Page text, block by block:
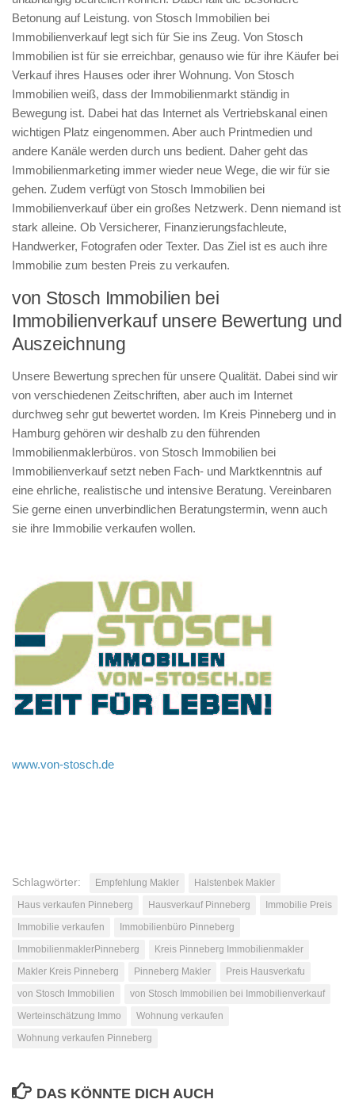
Betonung auf Leistung. von Stosch Immobilien bei
Immobilienverkauf legt sich für Sie ins Zeug. Von Stosch
Immobilien ist für sie erreichbar, genauso wie für ihre Käufer bei
Verkauf ihres Hauses oder ihrer Wohnung. Von Stosch
Immobilien weiß, dass der Immobilienmarkt ständig in
Bewegung ist. Dabei hat das Internet als Vertriebskanal einen
wichtigen Platz eingenommen. Aber auch Printmedien und
andere Kanäle werden durch uns bedient. Daher geht das
Immobilienmarketing immer wieder neue Wege, die wir für sie
gehen. Zudem verfügt von Stosch Immobilien bei
Immobilienverkauf über ein großes Netzwerk. Denn niemand ist
stark alleine. Ob Versicherer, Finanzierungsfachleute,
Handwerker, Fotografen oder Texter. Das Ziel ist es auch ihre
Immobilie zum besten Preis zu verkaufen.
von Stosch Immobilien bei
Immobilienverkauf unsere Bewertung und
Auszeichnung
Unsere Bewertung sprechen für unsere Qualität. Dabei sind wir
von verschiedenen Zeitschriften, aber auch im Internet
durchweg sehr gut bewertet worden. Im Kreis Pinneberg und in
Hamburg gehören wir deshalb zu den führenden
Immobilienmaklerbüros. von Stosch Immobilien bei
Immobilienverkauf setzt neben Fach- und Marktkenntnis auf
eine ehrliche, realistische und intensive Beratung. Vereinbaren
Sie gerne einen unverbindlichen Beratungstermin, wenn auch
sie ihre Immobilie verkaufen wollen.
www.von-stosch.de
Schlagwörter: Empfehlung Makler
Halstenbek Makler
Haus verkaufen Pinneberg
Hausverkauf Pinneberg
Immobilie Preis
Immobilie verkaufen
Immobilienbüro Pinneberg
ImmobilienmaklerPinneberg
Kreis Pinneberg Immobilienmakler
Makler Kreis Pinneberg
Pinneberg Makler
Preis Hausverkafu
von Stosch Immobilien
von Stosch Immobilien bei Immobilienverkauf
Werteinschätzung Immo
Wohnung verkaufen
Wohnung verkaufen Pinneberg
DAS KÖNNTE DICH AUCH